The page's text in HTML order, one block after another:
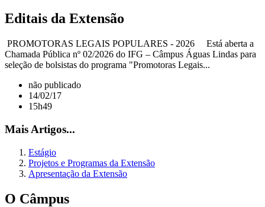
Editais da Extensão
PROMOTORAS LEGAIS POPULARES - 2026 Está aberta a
Chamada Pública nº 02/2026 do IFG – Câmpus Águas Lindas para
seleção de bolsistas do programa "Promotoras Legais...
não publicado
14/02/17
15h49
Mais Artigos...
Estágio
Projetos e Programas da Extensão
Apresentação da Extensão
O Câmpus